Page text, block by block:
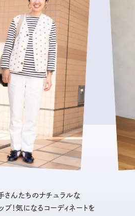
さんたちのナチュラルな
！気になるコーディネートを